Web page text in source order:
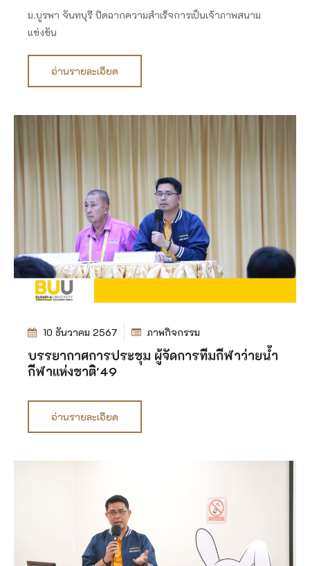
ม.บูรพา จันทบุรี ปิดฉากความสำเร็จการเป็นเจ้าภาพสนาม
แข่งขัน
อ่านรายละเอียด
10 ธันวาคม 2567 ภาพกิจกรรม
บรรยากาศการประชุม ผู้จัดการทีมกีฬาว่ายน้ำ
กีฬาแห่งชาติ'49
อ่านรายละเอียด